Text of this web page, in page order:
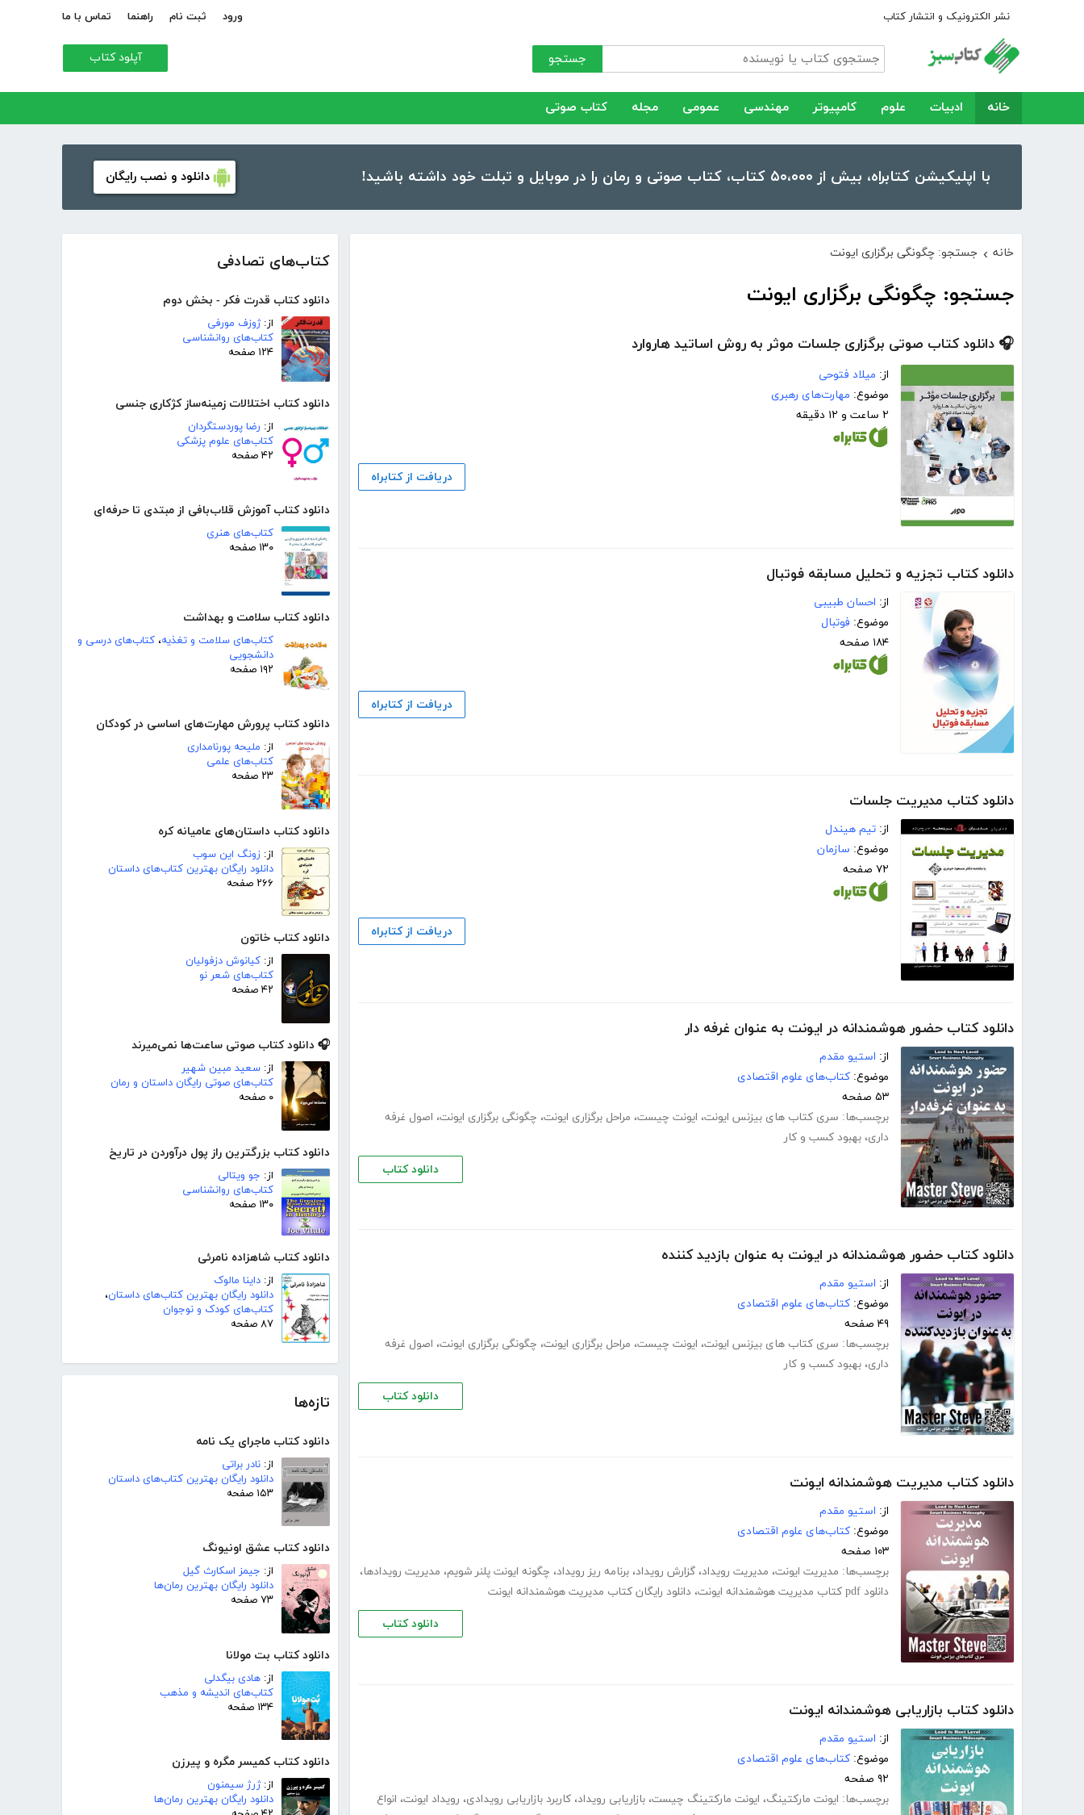
نشر الکترونیک و انتشار کتاب ورود ثبت نام راهنما تماس با ما
جستجو آپلود کتاب
خانه ادبیات علوم کامپیوتر مهندسی عمومی مجله کتاب صوتی
با اپلیکیشن کتابراه، بیش از ۵۰،۰۰۰ کتاب، کتاب صوتی و رمان را در موبایل و تبلت خود داشته باشید! دانلود و نصب رایگان
کتاب‌های تصادفی
دانلود کتاب قدرت فکر - بخش دوم
از:ژوزف مورفی
کتاب‌های روانشناسی
۱۲۴ صفحه
دانلود کتاب اختلالات زمینه‌ساز کژکاری جنسی
از: رضا پوردستگردان
کتاب‌های علوم پزشکی
۴۲ صفحه
دانلود کتاب آموزش قلاب‌بافی از مبتدی تا حرفه‌ای
کتاب‌های هنری
۱۳۰ صفحه
دانلود کتاب سلامت و بهداشت
کتاب‌های سلامت و تغذیه، کتاب‌های درسی و
دانشجویی
۱۹۲ صفحه
دانلود کتاب پرورش مهارت‌های اساسی در کودکان
از: ملیحه پورنامداری
کتاب‌های علمی
۲۳ صفحه
دانلود کتاب داستان‌های عامیانه کره
از: زونگ این سوب
دانلود رایگان بهترین کتاب‌های داستان
۲۶۶ صفحه
دانلود کتاب خاتون
از: کیانوش دزفولیان
کتاب‌های شعر نو
۴۲ صفحه
🎧 دانلود کتاب صوتی ساعت‌ها نمی‌میرند
از: سعید مبین شهیر
کتاب‌های صوتی رایگان داستان و رمان
۰ صفحه
دانلود کتاب بزرگترین راز پول درآوردن در تاریخ
از: جو ویتالی
کتاب‌های روانشناسی
۱۳۰ صفحه
دانلود کتاب شاهزاده نامرئی
از: داینا مالوک
دانلود رایگان بهترین کتاب‌های داستان،
کتاب‌های کودک و نوجوان
۸۷ صفحه
تازه‌ها
دانلود کتاب ماجرای یک نامه
از: نادر براتی
دانلود رایگان بهترین کتاب‌های داستان
۱۵۳ صفحه
دانلود کتاب عشق اونیونگ
از: جیمز اسکارث گیل
دانلود رایگان بهترین رمان‌ها
۷۳ صفحه
دانلود کتاب بت مولانا
از: هادی بیگدلی
کتاب‌های اندیشه و مذهب
۱۳۴ صفحه
دانلود کتاب کمیسر مگره و پیرزن
از:ژرژ سیمنون
دانلود رایگان بهترین رمان‌ها
خانه › جستجو: چگونگی برگزاری ایونت
جستجو: چگونگی برگزاری ایونت
🎧 دانلود کتاب صوتی برگزاری جلسات موثر به روش اساتید هاروارد
از: میلاد فتوحی
موضوع: مهارت‌های رهبری
۲ ساعت و ۱۲ دقیقه
دریافت از کتابراه
دانلود کتاب تجزیه و تحلیل مسابقه فوتبال
از: احسان طبیبی
موضوع: فوتبال
۱۸۴ صفحه
دریافت از کتابراه
دانلود کتاب مدیریت جلسات
از: تیم هیندل
موضوع: سازمان
۷۲ صفحه
دریافت از کتابراه
دانلود کتاب حضور هوشمندانه در ایونت به عنوان غرفه دار
از: استیو مقدم
موضوع: کتاب‌های علوم اقتصادی
۵۳ صفحه
برچسب‌ها: سری کتاب های بیزنس ایونت، ایونت چیست، مراحل برگزاری ایونت، چگونگی برگزاری ایونت، اصول غرفه
داری، بهبود کسب و کار
دانلود کتاب
دانلود کتاب حضور هوشمندانه در ایونت به عنوان بازدید کننده
از: استیو مقدم
موضوع: کتاب‌های علوم اقتصادی
۴۹ صفحه
برچسب‌ها: سری کتاب های بیزنس ایونت، ایونت چیست، مراحل برگزاری ایونت، چگونگی برگزاری ایونت، اصول غرفه
داری، بهبود کسب و کار
دانلود کتاب
دانلود کتاب مدیریت هوشمندانه ایونت
از: استیو مقدم
موضوع: کتاب‌های علوم اقتصادی
۱۰۳ صفحه
برچسب‌ها: مدیریت ایونت، مدیریت رویداد، گزارش رویداد، برنامه ریز رویداد، چگونه ایونت پلنر شویم، مدیریت رویدادها،
دانلود pdf کتاب مدیریت هوشمندانه ایونت
، دانلود رایگان کتاب مدیریت هوشمندانه ایونت
دانلود کتاب
دانلود کتاب بازاریابی هوشمندانه ایونت
از: استیو مقدم
موضوع: کتاب‌های علوم اقتصادی
۹۲ صفحه
برچسب‌ها: ایونت مارکتینگ، ایونت مارکتینگ چیست، بازاریابی رویداد، کاربرد بازاریابی رویدادی، رویداد ایونت، انواع